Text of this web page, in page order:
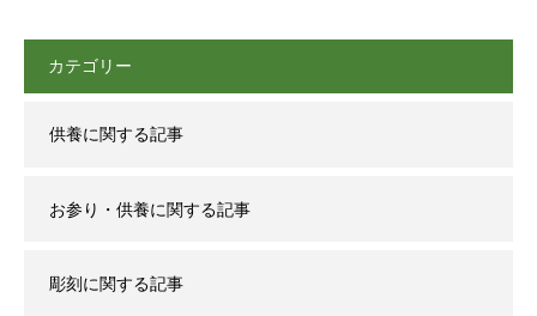
カテゴリー
供養に関する記事
お参り・供養に関する記事
彫刻に関する記事